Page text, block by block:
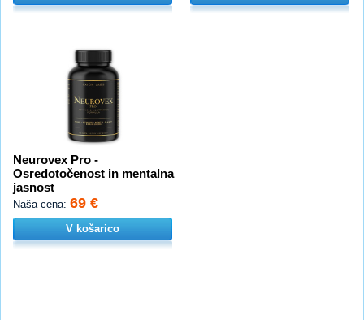
Neurovex Pro -
Osredotočenost in mentalna
jasnost
Naša cena: 69 €
V košarico